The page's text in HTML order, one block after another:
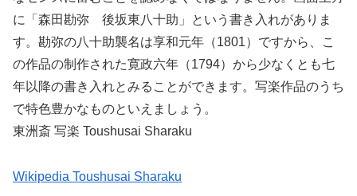
に「森田勘弥 後坂東八十助」という書き入れがありま
す。勘弥の八十助襲名は享和元年（1801）ですから、こ
の作品の制作された寛政六年（1794）から少なくとも七
年以降の書き入れとみることができます。写楽作品のうち
で特色豊かなものといえましょう。
東洲斎 写楽 Toushusai Sharaku
Wikipedia Toushusai Sharaku